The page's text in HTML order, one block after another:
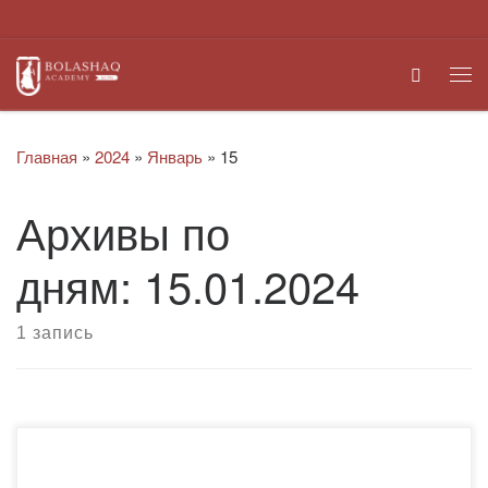
Search
Главная » 2024 » Январь » 15
Архивы по
дням: 15.01.2024
1 запись